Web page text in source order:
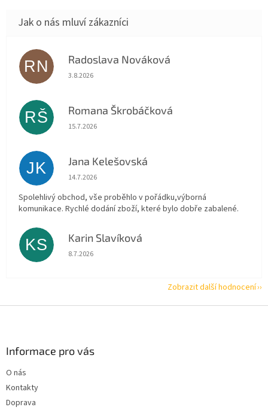
RN Radoslava Nováková
Hodnocení obchodu je 5 z 5 hvězdiček.
3.8.2026
RŠ Romana Škrobáčková
Hodnocení obchodu je 5 z 5 hvězdiček.
15.7.2026
JK Jana Kelešovská
Hodnocení obchodu je 5 z 5 hvězdiček.
14.7.2026
Spolehlivý obchod, vše proběhlo v pořádku,výborná
komunikace. Rychlé dodání zboží, které bylo dobře zabalené.
KS Karin Slavíková
Hodnocení obchodu je 5 z 5 hvězdiček.
8.7.2026
Zobrazit další hodnocení
Informace pro vás
O nás
Kontakty
Doprava